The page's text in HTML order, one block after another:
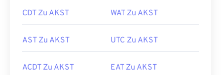
CDT Zu AKST WAT Zu AKST
AST Zu AKST UTC Zu AKST
ACDT Zu AKST EAT Zu AKST